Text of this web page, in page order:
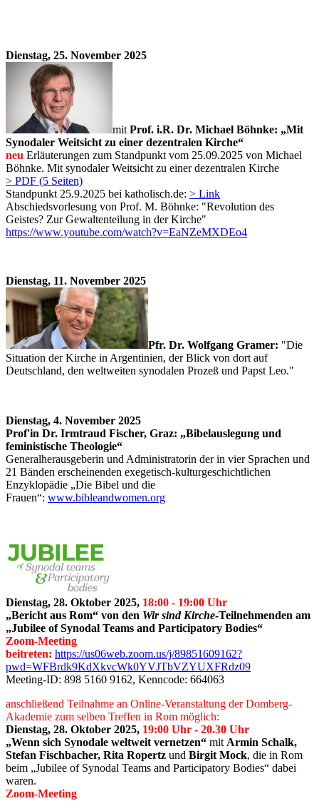
Dienstag, 25. November 2025
mit Prof. i.R. Dr. Michael Böhnke: „Mit
Synodaler Weitsicht zu einer dezentralen Kirche“
neu Erläuterungen zum Standpunkt vom 25.09.2025 von Michael
Böhnke. Mit synodaler Weitsicht zu einer dezentralen Kirche
> PDF (5 Seiten)
Standpunkt 25.9.2025 bei katholisch.de: > Link
Abschiedsvorlesung von Prof. M. Böhnke: "Revolution des
Geistes? Zur Gewaltenteilung in der Kirche"
https://www.youtube.com/watch?v=EaNZeMXDEo4
Dienstag, 11. November 2025
Pfr. Dr. Wolfgang Gramer: "Die
Situation der Kirche in Argentinien, der Blick von dort auf
Deutschland, den weltweiten synodalen Prozeß und Papst Leo."
Dienstag, 4. November 2025
Prof'in Dr. Irmtraud Fischer, Graz: „Bibelauslegung und
feministische Theologie“
Generalherausgeberin und Administratorin der in vier Sprachen und
21 Bänden erscheinenden exegetisch-kulturgeschichtlichen
Enzyklopädie „Die Bibel und die
Frauen“: www.bibleandwomen.org
Dienstag, 28. Oktober 2025, 18:00 - 19:00 Uhr
„Bericht aus Rom“ von den Wir sind Kirche-Teilnehmenden am
„Jubilee of Synodal Teams and Participatory Bodies“
Zoom-Meeting
beitreten: https://us06web.zoom.us/j/89851609162?
pwd=WFBrdk9KdXkvcWk0YVJTbVZYUXFRdz09
Meeting-ID: 898 5160 9162, Kenncode: 664063
anschließend Teilnahme an Online-Veranstaltung der Domberg-
Akademie zum selben Treffen in Rom möglich:
Dienstag, 28. Oktober 2025, 19:00 Uhr - 20.30 Uhr
„Wenn sich Synodale weltweit vernetzen“ mit Armin Schalk,
Stefan Fischbacher, Rita Ropertz und Birgit Mock, die in Rom
beim „Jubilee of Synodal Teams and Participatory Bodies“ dabei
waren.
Zoom-Meeting